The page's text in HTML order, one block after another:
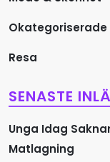
Okategoriserade
Resa
SENASTE
Unga Idag
Matlagning